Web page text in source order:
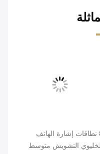
نطاقات إشارة الهاتف
التشويش متوسط